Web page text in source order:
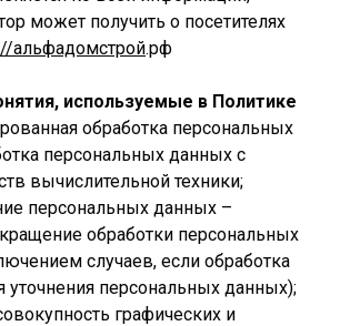
может получить о посетителях
альфадомстрой.рф
используемые в Политике
обработка персональных
персональных данных с
вычислительной техники;
персональных данных –
обработки персональных
случаев, если обработка
уточнения персональных данных);
графических и